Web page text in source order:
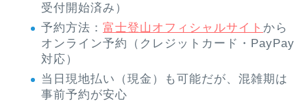
受付開始済み）
予約方法： 富士登山オフィシャルサイト から
オンライン予約（クレジットカード・PayPay
対応）
当日現地払い（現金）も可能だが、混雑期は
事前予約が安心